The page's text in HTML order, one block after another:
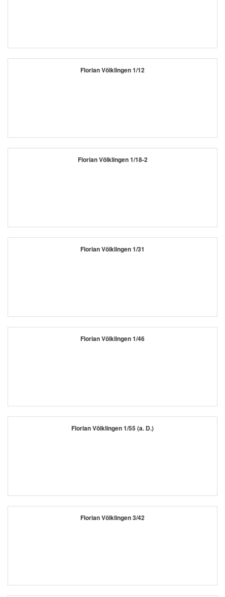
Florian Völklingen 1/12
Florian Völklingen 1/18-2
Florian Völklingen 1/31
Florian Völklingen 1/46
Florian Völklingen 1/55 (a. D.)
Florian Völklingen 3/42